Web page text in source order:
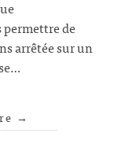
de
arrêtée sur un
→